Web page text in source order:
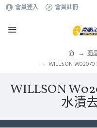
會員登入 會員註冊
商
WILLSON
WILLSON
水漬